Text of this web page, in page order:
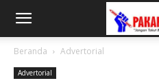
Beranda Advertorial
Advertorial